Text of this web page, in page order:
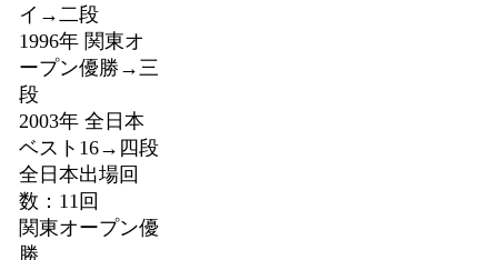
イ→二段
1996年 関東オ
ープン優勝→三
段
2003年 全日本
ベスト16→四段
全日本出場回
数：11回
関東オープン優
勝